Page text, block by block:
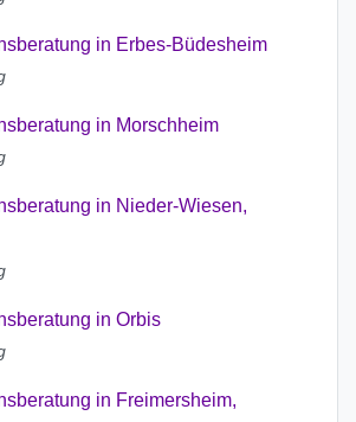
in Erbes-Büdesheim
in Morschheim
in Nieder-Wiesen,
in Orbis
in Freimersheim,